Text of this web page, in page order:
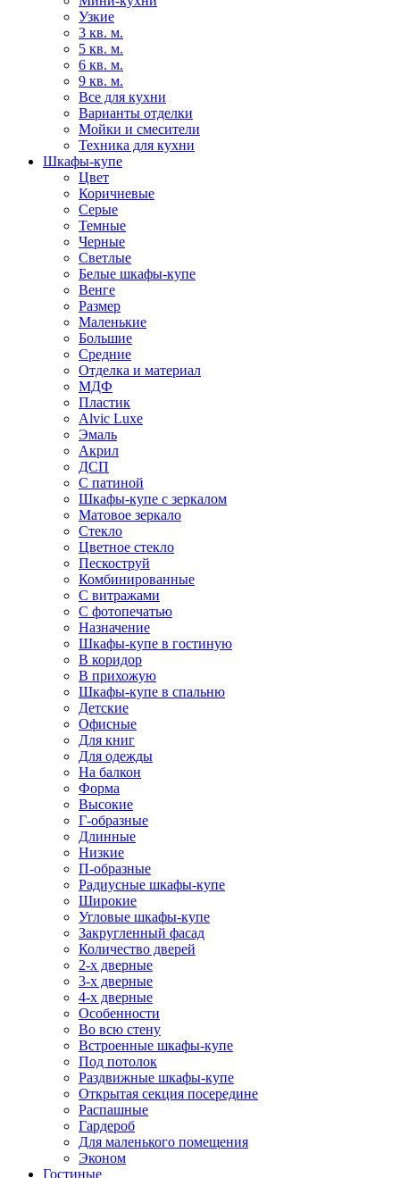
Узкие
3 кв. м.
5 кв. м.
6 кв. м.
9 кв. м.
Все для кухни
Варианты отделки
Мойки и смесители
Техника для кухни
Шкафы-купе
Цвет
Коричневые
Серые
Темные
Черные
Светлые
Белые шкафы-купе
Венге
Размер
Маленькие
Большие
Средние
Отделка и материал
МДФ
Пластик
Alvic Luxe
Эмаль
Акрил
ДСП
С патиной
Шкафы-купе с зеркалом
Матовое зеркало
Стекло
Цветное стекло
Пескоструй
Комбинированные
С витражами
С фотопечатью
Назначение
Шкафы-купе в гостиную
В коридор
В прихожую
Шкафы-купе в спальню
Детские
Офисные
Для книг
Для одежды
На балкон
Форма
Высокие
Г-образные
Длинные
Низкие
П-образные
Радиусные шкафы-купе
Широкие
Угловые шкафы-купе
Закругленный фасад
Количество дверей
2-х дверные
3-х дверные
4-х дверные
Особенности
Во всю стену
Встроенные шкафы-купе
Под потолок
Раздвижные шкафы-купе
Открытая секция посередине
Распашные
Гардероб
Для маленького помещения
Эконом
Гостиные